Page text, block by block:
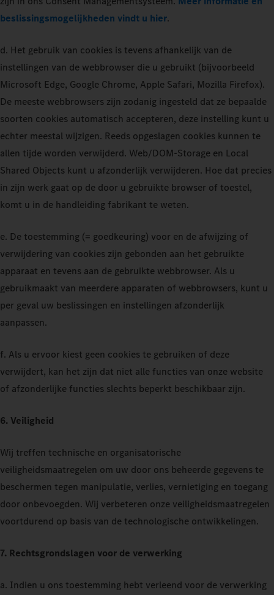
beslissingsmogelijkheden vindt u hier.
d. Het gebruik van cookies is tevens afhankelijk van de
instellingen van de webbrowser die u gebruikt (bijvoorbeeld
Microsoft Edge, Google Chrome, Apple Safari, Mozilla Firefox).
De meeste webbrowsers zijn zodanig ingesteld dat ze bepaalde
soorten cookies automatisch accepteren, deze instelling kunt u
echter meestal wijzigen. Reeds opgeslagen cookies kunnen te
allen tijde worden verwijderd. Web/DOM-Storage en Local
Shared Objects kunt u afzonderlijk verwijderen. Hoe dat precies
in zijn werk gaat op de door u gebruikte browser of toestel,
komt u in de handleiding fabrikant te weten.
e. De toestemming (= goedkeuring) voor en de afwijzing of
verwijdering van cookies zijn gebonden aan het gebruikte
apparaat en tevens aan de gebruikte webbrowser. Als u
gebruikmaakt van meerdere apparaten of webbrowsers, kunt u
per geval uw beslissingen en instellingen afzonderlijk
aanpassen.
f. Als u ervoor kiest geen cookies te gebruiken of deze
verwijdert, kan het zijn dat niet alle functies van onze website
of afzonderlijke functies slechts beperkt beschikbaar zijn.
6. Veiligheid
Wij treffen technische en organisatorische
veiligheidsmaatregelen om uw door ons beheerde gegevens te
beschermen tegen manipulatie, verlies, vernietiging en toegang
door onbevoegden. Wij verbeteren onze veiligheidsmaatregelen
voortdurend op basis van de technologische ontwikkelingen.
7. Rechtsgrondslagen voor de verwerking
a. Indien u ons toestemming hebt verleend voor de verwerking